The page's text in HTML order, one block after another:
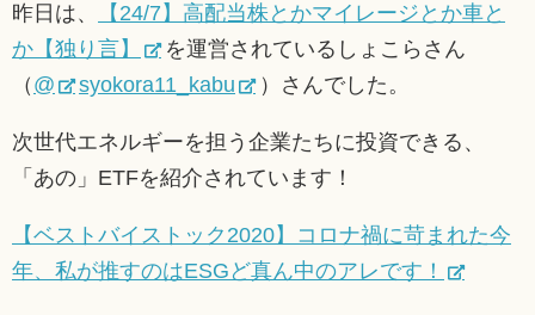
昨日は、
【24/7】高配当株とかマイレージとか車と
か【独り言】
を運営されているしょこらさん
（ @ syokora11_kabu ）さんでした。
次世代エネルギーを担う企業たちに投資できる、
「あの」ETFを紹介されています！
【ベストバイストック2020】コロナ禍に苛まれた今
年、私が推すのはESGど真ん中のアレです！